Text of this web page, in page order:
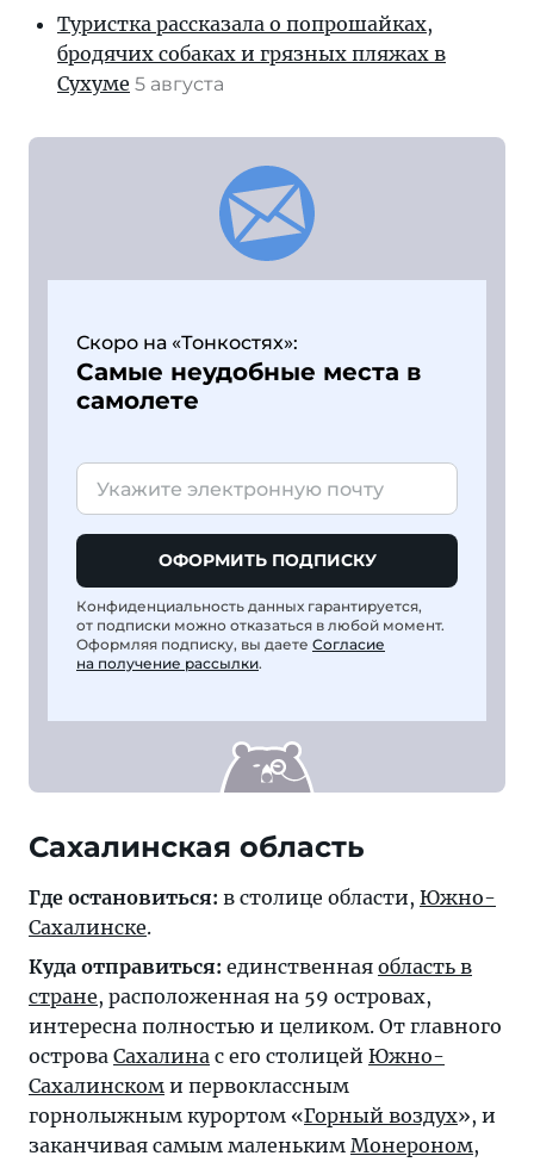
Туристка рассказала о попрошайках,
бродячих собаках и грязных пляжах в
Сухуме 5 августа
Скоро на «Тонкостях»:
Самые неудобные места в
самолете
ОФОРМИТЬ ПОДПИСКУ
Конфиденциальность данных гарантируется,
от подписки можно отказаться в любой момент.
Оформляя подписку, вы даете Согласие
на получение рассылки.
Сахалинская область
Где остановиться: в столице области, Южно-
Сахалинске.
Куда отправиться: единственная область в
стране, расположенная на 59 островах,
интересна полностью и целиком. От главного
острова Сахалина с его столицей Южно-
Сахалинском и первоклассным
горнолыжным курортом «Горный воздух», и
заканчивая самым маленьким Монероном,